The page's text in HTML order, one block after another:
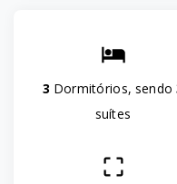
3 Dormitórios, sendo
suítes